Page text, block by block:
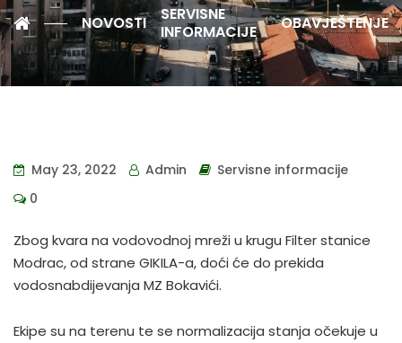
NOVOSTI
SERVISNE
INFORMACIJE
OBAVJEŠTENJE
May 23, 2022 Admin
Servisne informacije
0
Zbog kvara na vodovodnoj mreži u krugu Filter stanice
Modrac, od strane GIKILA-a, doći će do prekida
vodosnabdijevanja MZ Bokavići.
Ekipe su na terenu te se normalizacija stanja očekuje u